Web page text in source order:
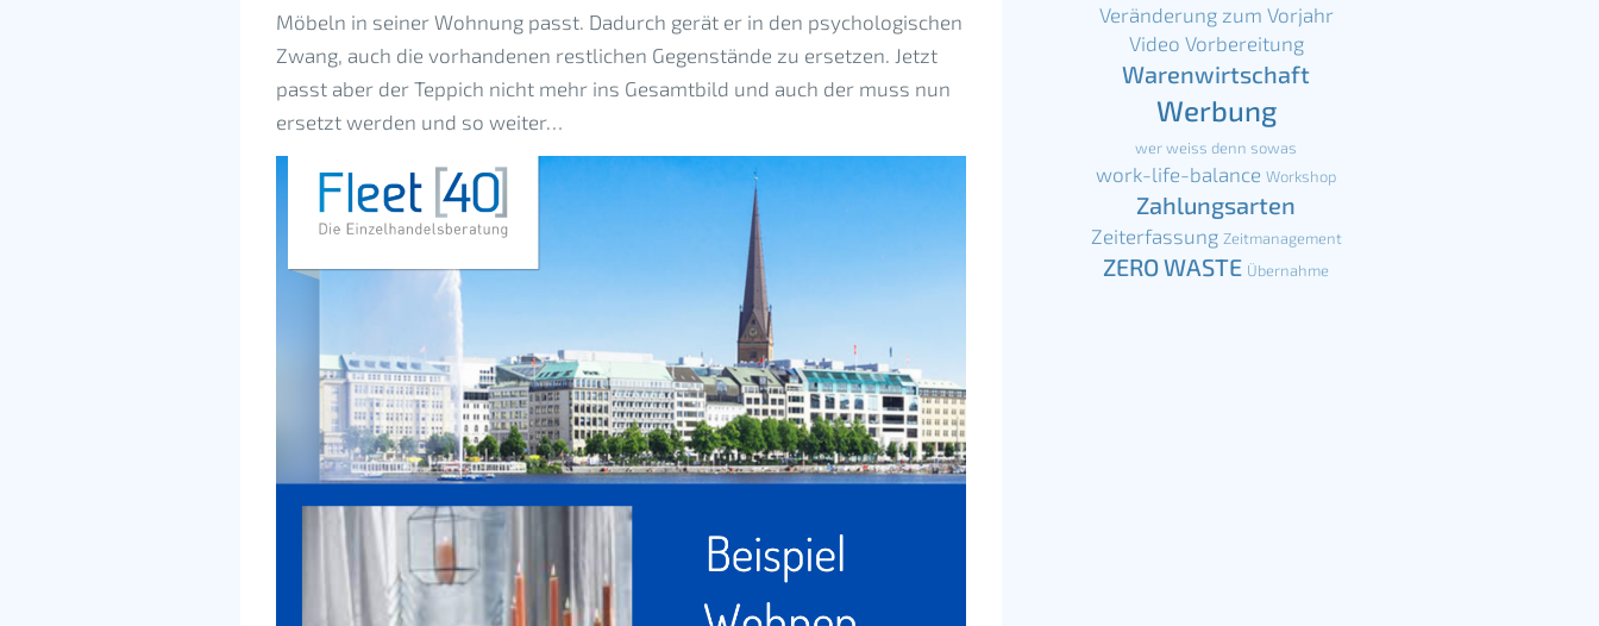
Möbeln in seiner Wohnung passt. Dadurch gerät er in den psychologischen
Zwang, auch die vorhandenen restlichen Gegenstände zu ersetzen. Jetzt
passt aber der Teppich nicht mehr ins Gesamtbild und auch der muss nun
ersetzt werden und so weiter…
Veränderung zum Vorjahr
Video Vorbereitung
Warenwirtschaft
Werbung
wer weiss denn sowas
work-life-balance Workshop
Zahlungsarten
Zeiterfassung Zeitmanagement
ZERO WASTE Übernahme